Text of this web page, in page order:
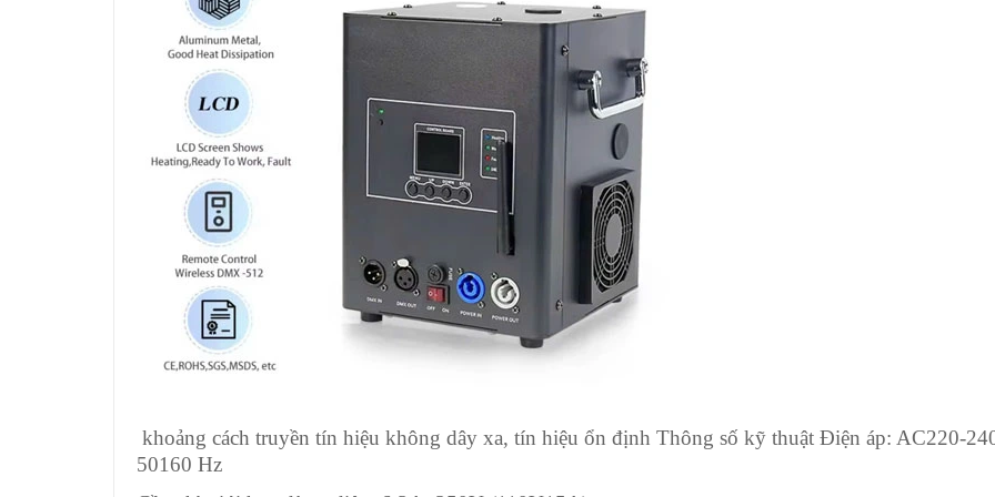
khoảng cách truyền tín hiệu không dây xa, tín hiệu ổn định Thông số kỹ thuật Điện áp: AC220-
50160 Hz